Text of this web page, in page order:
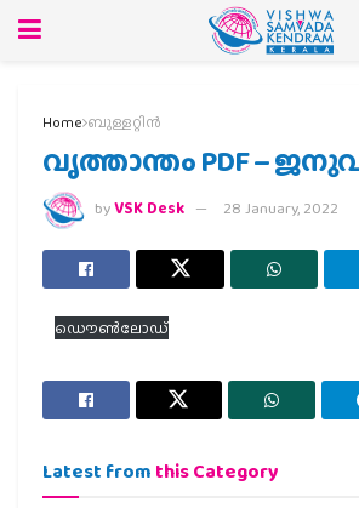
Home ബുള്ളറ്റിൻ
വൃത്താന്തം PDF –
byVSK Desk 28 January, 2022
ഡൌണ്‍ലോഡ്
Latest from this Category